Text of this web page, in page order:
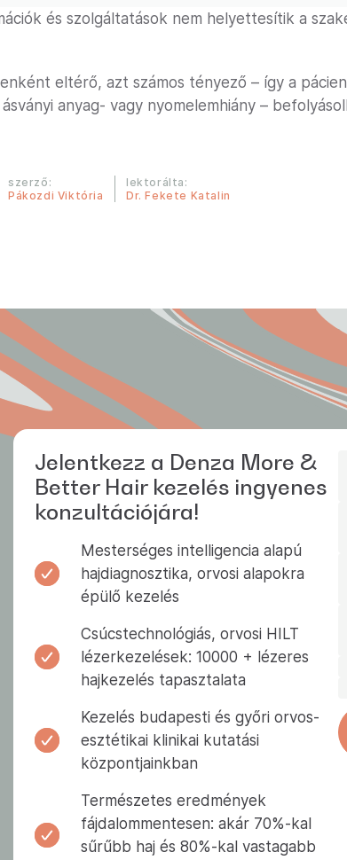
és szolgáltatások nem helyettesítik a
eltérő, azt számos tényező – így a
anyag- vagy nyomelemhiány –
szerző:
Pákozdi Viktória
lektorálta:
Dr. Fekete Katalin
Jelentkezz a Denza More &
Better Hair kezelés ingyenes
konzultációjára!
Mesterséges intelligencia alapú
hajdiagnosztika, orvosi alapokra
épülő kezelés
Csúcstechnológiás, orvosi HILT
lézerkezelések: 10000 + lézeres
hajkezelés tapasztalata
Kezelés budapesti és győri orvos-
esztétikai klinikai kutatási
központjainkban
Természetes eredmények
fájdalommentesen: akár 70%-kal
sűrűbb haj és 80%-kal vastagabb